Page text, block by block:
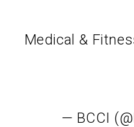
Medical &
— BCCI